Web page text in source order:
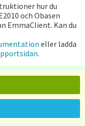
hur du
och Obasen
EmmaClient. Kan du
eller ladda
.